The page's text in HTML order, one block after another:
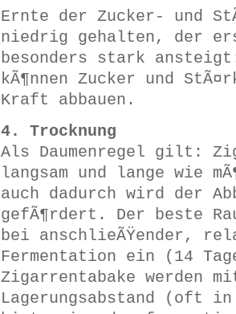
Ernte der Zucker- und
niedrig gehalten, der
besonders stark
kÃ¶nnen Zucker und
Kraft abbauen.
4. Trocknung
Als Daumenregel gilt:
langsam und lange wie
auch dadurch wird der
gefÃ¶rdert. Der beste
bei anschlieÃŸender,
Fermentation ein (14
Zigarrentabake werden
Lagerungsabstand (oft in